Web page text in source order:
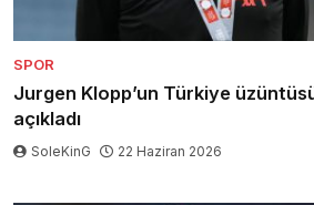
SPOR
Jurgen Klopp’un Türkiye
açıkladı
SoleKinG 22 Haziran 2026